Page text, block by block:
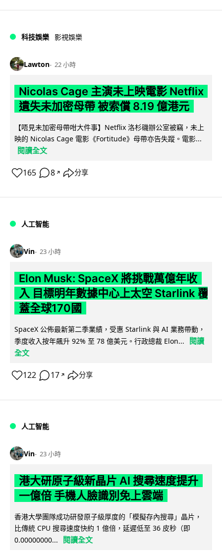
科技娛樂 影視娛樂
Lawton 22 小時
Nicolas Cage 主演未上映電影 Netflix
遺失未加密母帶 被索償 8.19 億港元
【唔見未加密母帶咁大件事】Netflix 洛杉磯辦公室被竊，未上
映的 Nicolas Cage 電影《Fortitude》母帶亦告失蹤。電影...
閱讀全文
165 8 ↗ 分享
人工智能
Vin 23 小時
Elon Musk: SpaceX 將挑戰萬億年收
入 目標明年數據中心上太空 Starlink 覆
蓋全球170國
SpaceX 公佈最新第二季業績，受惠 Starlink 與 AI 業務帶動，
季度收入按年飆升 92% 至 78 億美元。行政總裁 Elon...
閱讀
全文
122 17 ↗ 分享
人工智能
Vin 23 小時
港大研原子級新晶片 AI 搜尋速度提升
一億倍 手機人臉識別免上雲端
香港大學團隊成功研發原子級厚度的「模擬存內搜尋」晶片，
比傳統 CPU 搜尋速度快約 1 億倍，延遲低至 36 皮秒（即
0.00000000...
閱讀全文